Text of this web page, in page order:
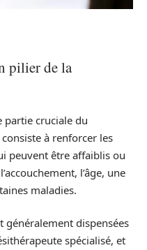
pilier de la
partie cruciale du
à renforcer les
peuvent être affaiblis ou
l’âge, une
maladies.
généralement dispensées
spécialisé, et